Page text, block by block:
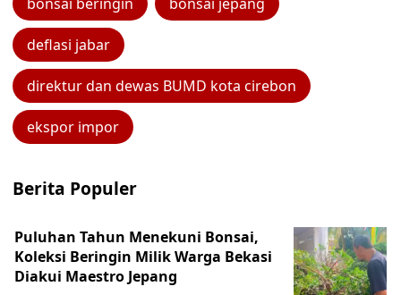
deflasi jabar
direktur dan dewas BUMD kota cirebon
ekspor impor
Berita Populer
Puluhan Tahun Menekuni Bonsai,
Koleksi Beringin Milik Warga Bekasi
Diakui Maestro Jepang